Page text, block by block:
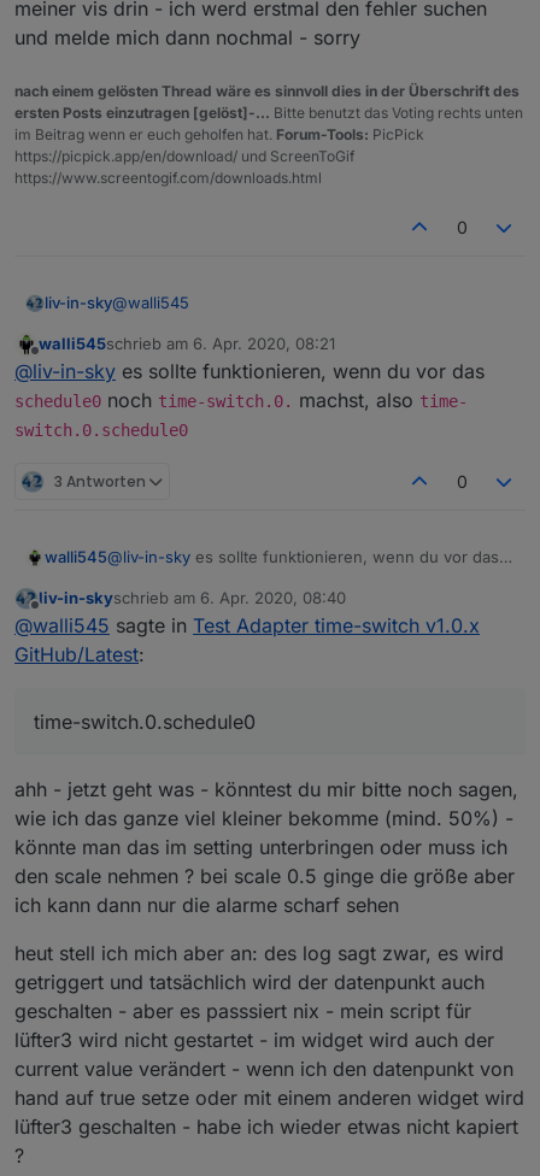
meiner vis drin - ich werd erstmal den fehler suchen
und melde mich dann nochmal - sorry
nach einem gelösten Thread wäre es sinnvoll dies in der Überschrift des
ersten Posts einzutragen [gelöst]-... Bitte benutzt das Voting rechts unten
im Beitrag wenn er euch geholfen hat. Forum-Tools: PicPick
https://picpick.app/en/download/ und ScreenToGif
https://www.screentogif.com/downloads.html
0
liv-in-sky@walli545
vergiß mal den letzten post - irgendwie ist der wurm
in meiner vis drin - ich werd erstmal den fehler
suchen und melde mich dann nochmal - sorry
Offline
walli545schrieb am 6. Apr. 2020, 08:21
zuletzt editiert von
@liv-in-sky es sollte funktionieren, wenn du vor das
schedule0 noch time-switch.0. machst, also time-
switch.0.schedule0
3 Antworten 0
walli545@liv-in-sky es sollte funktionieren, wenn du vor das
time-switch.0.schedule0
Offline
liv-in-skyschrieb am 6. Apr. 2020, 08:40
zuletzt editiert von
@walli545 sagte in Test Adapter time-switch v1.0.x
GitHub/Latest:
time-switch.0.schedule0
ahh - jetzt geht was - könntest du mir bitte noch sagen,
wie ich das ganze viel kleiner bekomme (mind. 50%) -
könnte man das im setting unterbringen oder muss ich
den scale nehmen ? bei scale 0.5 ginge die größe aber
ich kann dann nur die alarme scharf sehen
heut stell ich mich aber an: des log sagt zwar, es wird
getriggert und tatsächlich wird der datenpunkt auch
geschalten - aber es passsiert nix - mein script für
lüfter3 wird nicht gestartet - im widget wird auch der
current value verändert - wenn ich den datenpunkt von
hand auf true setze oder mit einem anderen widget wird
lüfter3 geschalten - habe ich wieder etwas nicht kapiert
?